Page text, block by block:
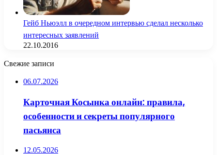
Гейб Ньюэлл в очередном интервью сделал несколько
интересных заявлений
22.10.2016
Свежие записи
06.07.2026
Карточная Косынка онлайн: правила,
особенности и секреты популярного
пасьянса
12.05.2026